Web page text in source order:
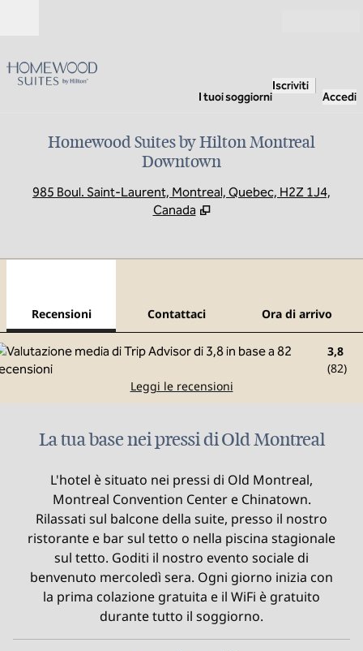
I tuoi soggiorni
Iscriviti
Accedi
Homewood Suites by Hilton Montreal
Downtown
985 Boul. Saint-Laurent, Montreal, Quebec, H2Z 1J4,
Canada
Recensioni Contattaci Ora di arrivo
3,8
(82)
Leggi le recensioni
La tua base nei pressi di Old Montreal
L'hotel è situato nei pressi di Old Montreal,
Montreal Convention Center e Chinatown.
Rilassati sul balcone della suite, presso il nostro
ristorante e bar sul tetto o nella piscina stagionale
sul tetto. Goditi il nostro evento sociale di
benvenuto mercoledì sera. Ogni giorno inizia con
la prima colazione gratuita e il WiFi è gratuito
durante tutto il soggiorno.